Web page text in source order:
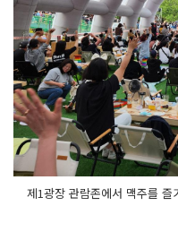
제1광장 관람존에서 맥주를